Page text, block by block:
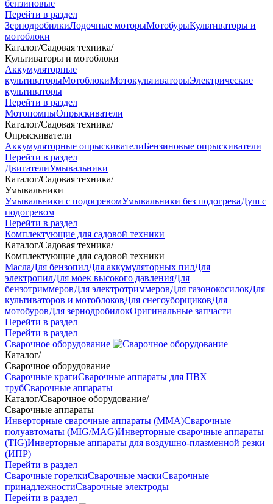
бензиновые
Перейти в раздел
ЗернодробилкиЛодочные моторыМотобурыКультиваторы и
мотоблоки
Каталог/Садовая техника/
Культиваторы и мотоблоки
Аккумуляторные
культиваторыМотоблокиМотокультиваторыЭлектрические
культиваторы
Перейти в раздел
МотопомпыОпрыскиватели
Каталог/Садовая техника/
Опрыскиватели
Аккумуляторные опрыскивателиБензиновые опрыскиватели
Перейти в раздел
ДвигателиУмывальники
Каталог/Садовая техника/
Умывальники
Умывальники с подогревомУмывальники без подогреваДуш с
подогревом
Перейти в раздел
Комплектующие для садовой техники
Каталог/Садовая техника/
Комплектующие для садовой техники
МаслаДля бензопилДля аккумуляторных пилДля
электропилДля моек высокого давленияДля
бензотриммеровДля электротриммеровДля газонокосилокДля
культиваторов и мотоблоковДля снегоуборщиковДля
мотобуровДля зернодробилокОригинальные запчасти
Перейти в раздел
Перейти в раздел
Сварочное оборудование
Каталог/
Сварочное оборудование
Сварочные крагиСварочные аппараты для ПВХ
трубСварочные аппараты
Каталог/Сварочное оборудование/
Сварочные аппараты
Инверторные сварочные аппараты (ММА)Сварочные
полуавтоматы (MIG/MAG)Инверторные сварочные аппараты
(TIG)Инверторные аппараты для воздушно-плазменной резки
(ИПР)
Перейти в раздел
Сварочные горелкиСварочные маскиСварочные
принадлежностиСварочные электроды
Перейти в раздел